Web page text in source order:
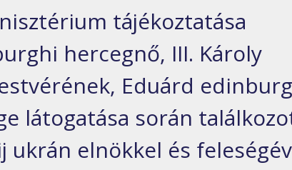
tájékoztatása
hercegnő, III. Károly
Eduárd
látogatása során
ukrán elnökkel és